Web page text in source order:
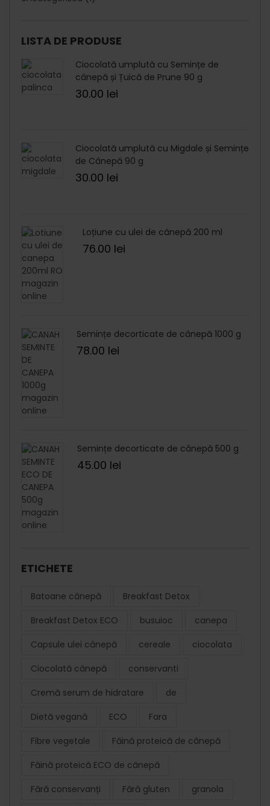
LISTA DE PRODUSE
Ciocolată umplută cu Semințe de
cânepă și Țuică de Prune 90 g
30.00 lei
Ciocolată umplută cu Migdale și Semințe
de Cânepă 90 g
30.00 lei
Loțiune cu ulei de cânepă 200 ml
76.00 lei
Semințe decorticate de cânepă 1000 g
78.00 lei
Semințe decorticate de cânepă 500 g
45.00 lei
ETICHETE
Batoane cânepă
Breakfast Detox
Breakfast Detox ECO
busuioc
canepa
Capsule ulei cânepă
cereale
ciocolata
Ciocolată cânepă
conservanti
Cremă serum de hidratare
de
Dietă vegană
ECO
Fara
Fibre vegetale
Făină proteică de cânepă
Făină proteică ECO de cânepă
Fără conservanți
Fără gluten
granola